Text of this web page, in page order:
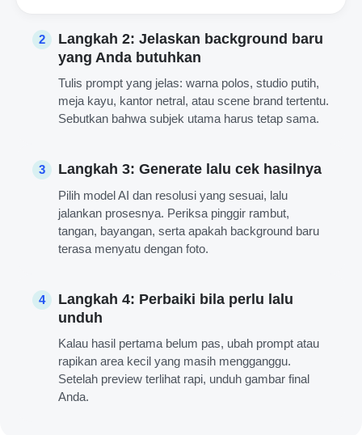
2
Langkah 2: Jelaskan background baru
yang Anda butuhkan
Tulis prompt yang jelas: warna polos, studio putih,
meja kayu, kantor netral, atau scene brand tertentu.
Sebutkan bahwa subjek utama harus tetap sama.
3 Langkah 3: Generate lalu cek hasilnya
Pilih model AI dan resolusi yang sesuai, lalu
jalankan prosesnya. Periksa pinggir rambut,
tangan, bayangan, serta apakah background baru
terasa menyatu dengan foto.
4
Langkah 4: Perbaiki bila perlu lalu
unduh
Kalau hasil pertama belum pas, ubah prompt atau
rapikan area kecil yang masih mengganggu.
Setelah preview terlihat rapi, unduh gambar final
Anda.